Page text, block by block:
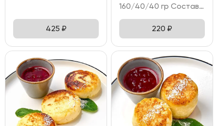
425 ₽
160/40/40 гр Состав: - дранники картофельные; - соус тар-тар; - битые огурцы.
220 ₽